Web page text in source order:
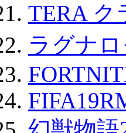
TERA ク
ラグナ